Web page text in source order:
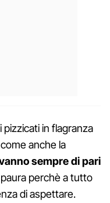
in flagranza
anche la
sempre di pari
perchè a tutto
di aspettare.